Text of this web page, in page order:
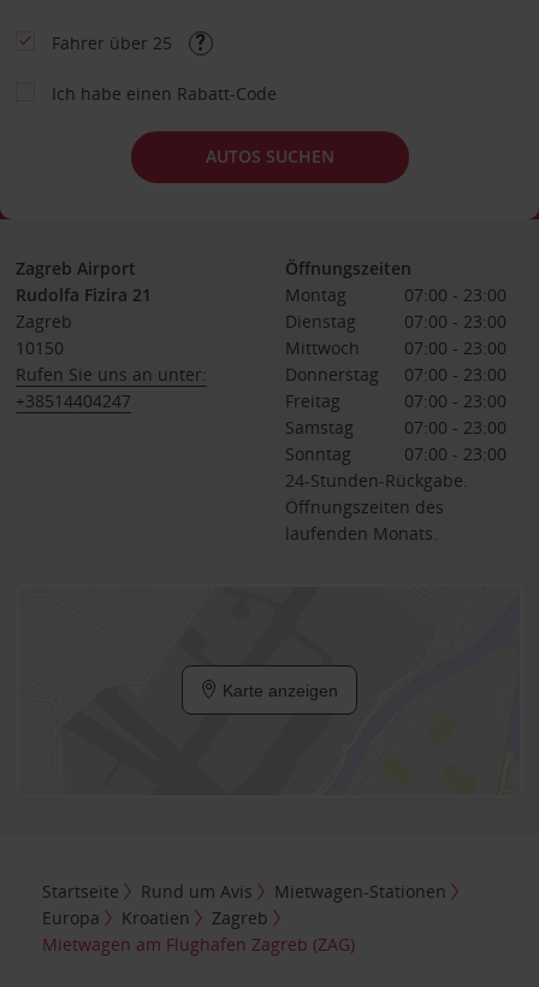
Fahrer über 25
Ich habe einen Rabatt-Code
AUTOS SUCHEN
Zagreb Airport
Rudolfa Fizira 21
Zagreb
10150
Rufen Sie uns an unter:
+38514404247
Öffnungszeiten
Montag
07:00 - 23:00
Dienstag
07:00 - 23:00
Mittwoch
07:00 - 23:00
Donnerstag
07:00 - 23:00
Freitag
07:00 - 23:00
Samstag
07:00 - 23:00
Sonntag
07:00 - 23:00
24-Stunden-Rückgabe.
Öffnungszeiten des
laufenden Monats.
Karte anzeigen
Startseite Rund um Avis
Mietwagen-Stationen
Europa
Kroatien
Zagreb
Mietwagen am Flughafen Zagreb (ZAG)